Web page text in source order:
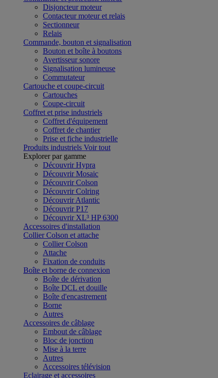
Disjoncteur moteur
Contacteur moteur et relais
Sectionneur
Relais
Commande, bouton et signalisation
Bouton et boîte à boutons
Avertisseur sonore
Signalisation lumineuse
Commutateur
Cartouche et coupe-circuit
Cartouches
Coupe-circuit
Coffret et prise industriels
Coffret d'équipement
Coffret de chantier
Prise et fiche industrielle
Produits industriels Voir tout
Explorer par gamme
Découvrir Hypra
Découvrir Mosaic
Découvrir Colson
Découvrir Colring
Découvrir Atlantic
Découvrir P17
Découvrir XL³ HP 6300
Accessoires d'installation
Collier Colson et attache
Collier Colson
Attache
Fixation de conduits
Boîte et borne de connexion
Boîte de dérivation
Boîte DCL et douille
Boîte d'encastrement
Borne
Autres
Accessoires de câblage
Embout de câblage
Bloc de jonction
Mise à la terre
Autres
Accessoires télévision
Eclairage et accessoires